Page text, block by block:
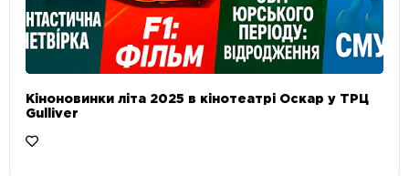
Кіноновинки літа 2025 в кінотеатрі Оскар у ТРЦ
Gulliver